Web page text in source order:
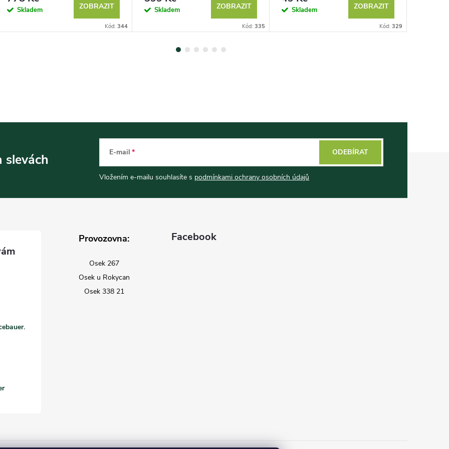
Skladem ZOBRAZIT
Kód: 344
Skladem ZOBRAZIT
Kód: 335
Skladem ZOBRAZIT
Kód: 329
slevách E-mail
Vložením e-mailu souhlasíte s podmínkami ochrany osobních údajů
ODEBÍRAT
Provozovna:
Osek 267
Osek u Rokycan
Osek 338 21
Facebook